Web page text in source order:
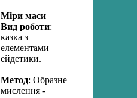
Міри маси
Вид роботи:
казка з
елементами
ейдетики.
Метод: Образне
мислення -